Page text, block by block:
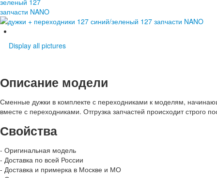
Display all pictures
Описание модели
Сменные дужки в комплекте с переходниками к моделям,
вместе с переходниками. Отгрузка запчастей происходит строго
Свойства
- Оригинальная модель
- Доставка по всей России
- Доставка и примерка в Москве и МО